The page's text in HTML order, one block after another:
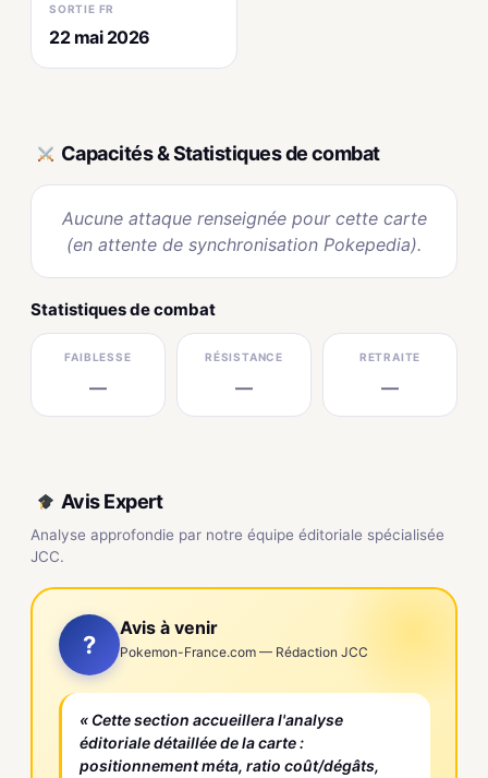
SORTIE FR
22 mai 2026
Capacités & Statistiques de combat
Aucune attaque renseignée pour cette carte
(en attente de synchronisation Pokepedia).
Statistiques de combat
FAIBLESSE
—
RÉSISTANCE
—
RETRAITE
—
Avis Expert
Analyse approfondie par notre équipe éditoriale spécialisée
JCC.
?
Avis à venir
Pokemon-France.com — Rédaction JCC
« Cette section accueillera l'analyse
éditoriale détaillée de la carte :
positionnement méta, ratio coût/dégâts,